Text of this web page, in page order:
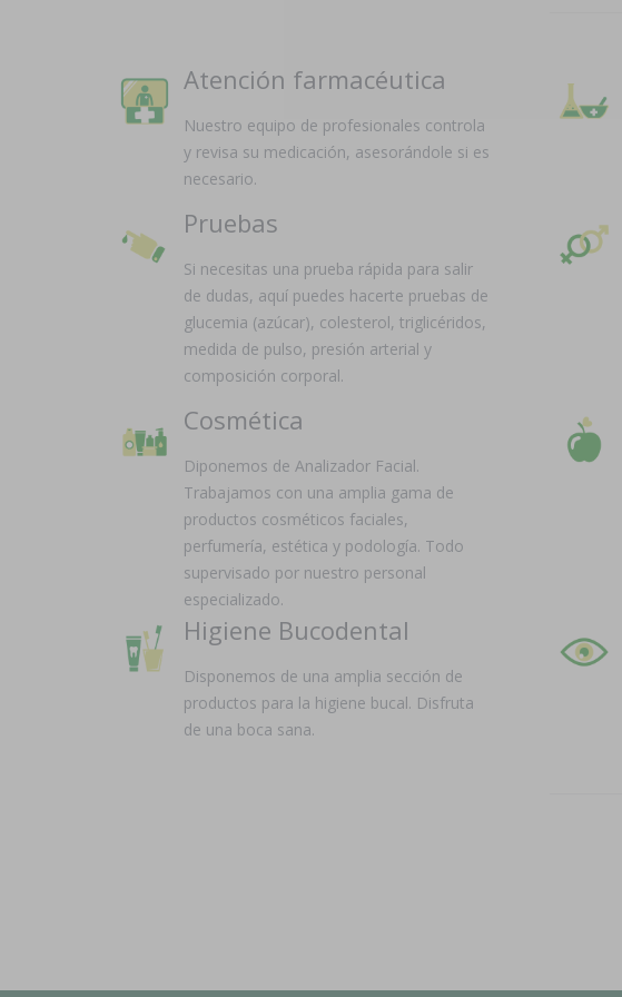
Atención farmacéutica
Nuestro equipo de profesionales controla
y revisa su medicación, asesorándole si es
necesario.
Pruebas
Si necesitas una prueba rápida para salir
de dudas, aquí puedes hacerte pruebas de
glucemia (azúcar), colesterol, triglicéridos,
medida de pulso, presión arterial y
composición corporal.
Cosmética
Diponemos de Analizador Facial.
Trabajamos con una amplia gama de
productos cosméticos faciales,
perfumería, estética y podología. Todo
supervisado por nuestro personal
especializado.
Higiene Bucodental
Disponemos de una amplia sección de
productos para la higiene bucal. Disfruta
de una boca sana.